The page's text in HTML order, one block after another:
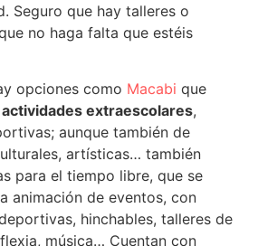
Seguro que hay talleres o
no haga falta que estéis
opciones como Macabi que
actividades extraescolares,
aunque también de
artísticas… también
para el tiempo libre, que se
animación de eventos, con
hinchables, talleres de
música… Cuentan con